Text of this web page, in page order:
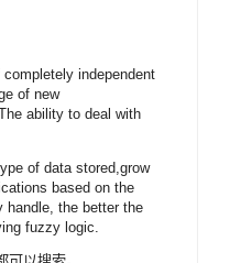
independent
of new
ability to deal with
of data stored,grow
based on the
handle, the better the
fuzzy logic.